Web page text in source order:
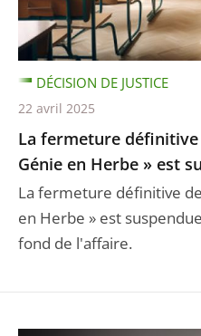
La fermeture définitive
Génie en Herbe » est
La fermeture définitive
en Herbe » est
fond de l'affaire.
DÉCISION DE JUSTICE
22 avril 2025